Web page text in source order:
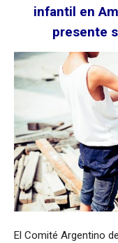
infantil en
presente
El Comité Argentino